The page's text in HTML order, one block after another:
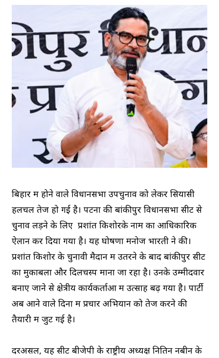
बिहार में होने वाले विधानसभा उपचुनाव को लेकर सियासी
हलचल तेज हो गई है। पटना की बांकीपुर विधानसभा सीट से
चुनाव लड़ने के लिए प्रशांत किशोरके नाम का आधिकारिक
ऐलान कर दिया गया है। यह घोषणा मनोज भारती ने की।
प्रशांत किशोर के चुनावी मैदान में उतरने के बाद बांकीपुर सीट
का मुकाबला और दिलचस्प माना जा रहा है। उनके उम्मीदवार
बनाए जाने से क्षेत्रीय कार्यकर्ताओं में उत्साह बढ़ गया है। पार्टी
अब आने वाले दिनों में प्रचार अभियान को तेज करने की
तैयारी में जुट गई है।
दरअसल, यह सीट बीजेपी के राष्ट्रीय अध्यक्ष नितिन नबीन के